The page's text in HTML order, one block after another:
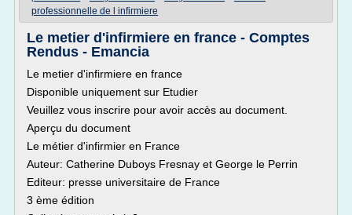
professionnelle de l infirmiere
Le metier d'infirmiere en france - Comptes
Rendus - Emancia
Le metier d'infirmiere en france
Disponible uniquement sur Etudier
Veuillez vous inscrire pour avoir accès au document.
Aperçu du document
Le métier d'infirmier en France
Auteur: Catherine Duboys Fresnay et George le Perrin
Editeur: presse universitaire de France
3 ème édition